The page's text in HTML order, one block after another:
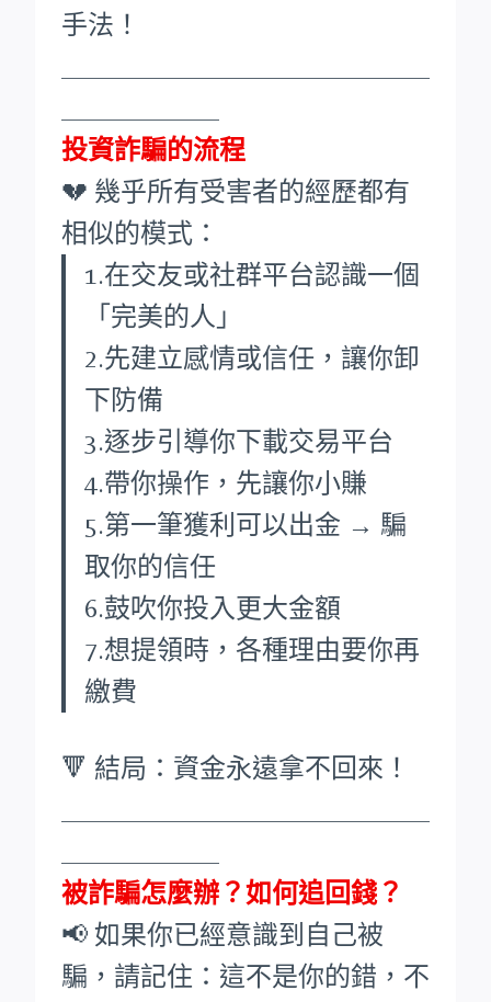
手法！
投資詐騙的流程
💔 幾乎所有受害者的經歷都有
相似的模式：
1.在交友或社群平台認識一個
「完美的人」
2.先建立感情或信任，讓你卸
下防備
3.逐步引導你下載交易平台
4.帶你操作，先讓你小賺
5.第一筆獲利可以出金 → 騙
取你的信任
6.鼓吹你投入更大金額
7.想提領時，各種理由要你再
繳費
🔻 結局：資金永遠拿不回來！
被詐騙怎麼辦？如何追回錢？
📢 如果你已經意識到自己被
騙，請記住：這不是你的錯，不